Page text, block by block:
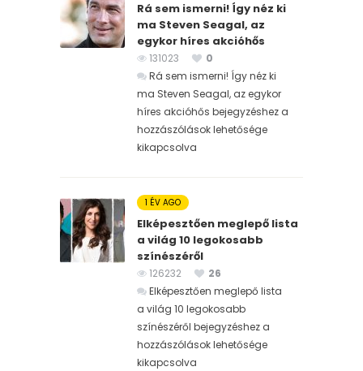
Rá sem ismerni! Így néz ki
ma Steven Seagal, az
egykor híres akcióhős
131023
0
Rá sem ismerni! Így néz ki
ma Steven Seagal, az egykor
híres akcióhős bejegyzéshez a
hozzászólások lehetősége
kikapcsolva
1 ÉV AGO
Elképesztően meglepő lista
a világ 10 legokosabb
színészéről
126232
26
Elképesztően meglepő lista
a világ 10 legokosabb
színészéről bejegyzéshez a
hozzászólások lehetősége
kikapcsolva